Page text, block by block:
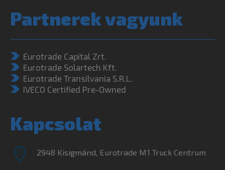
Partnerek vagyunk
Eurotrade Capital Zrt.
Eurotrade Solartech Kft.
Eurotrade Transilvania S.R.L.
IVECO Certified Pre-Owned
Kapcsolat
2948 Kisigmánd, Eurotrade M1 Truck Centrum